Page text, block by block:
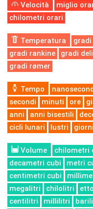
Velocità miglio
chilometri orari
Temperatura
gradi rankine
gradi
gradi rømer
Tempo
secondi
minuti ore
anni
anni bisestili
cicli lunari
lustri
Volume chilometri
decametri cubi
metri
centimetri cubi
megalitri
chilolitri
centilitri
millilitri